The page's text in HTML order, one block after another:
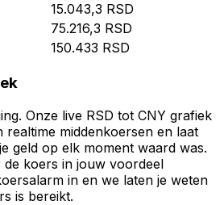
15.043,3 RSD
75.216,3 RSD
150.433 RSD
Onze live RSD tot CNY grafiek
realtime middenkoersen en laat
geld op elk moment waard was.
koers in jouw voordeel
in en we laten je weten
is bereikt.